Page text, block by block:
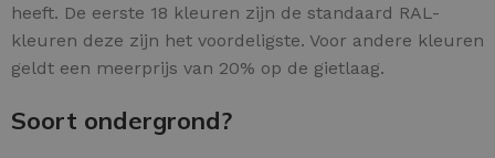
heeft. De eerste 18 kleuren zijn de standaard RAL-
kleuren deze zijn het voordeligste. Voor andere kleuren
geldt een meerprijs van 20% op de gietlaag.
Soort ondergrond?